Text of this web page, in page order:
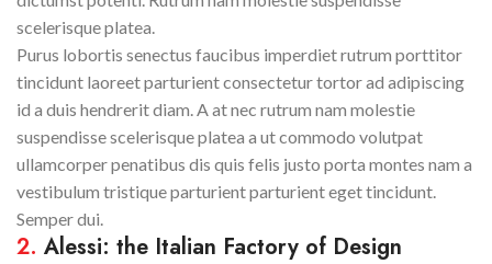
scelerisque platea.
Purus lobortis senectus faucibus imperdiet rutrum porttitor
tincidunt laoreet parturient consectetur tortor ad adipiscing
id a duis hendrerit diam. A at nec rutrum nam molestie
suspendisse scelerisque platea a ut commodo volutpat
ullamcorper penatibus dis quis felis justo porta montes nam a
vestibulum tristique parturient parturient eget tincidunt.
Semper dui.
2. Alessi: the Italian Factory of Design